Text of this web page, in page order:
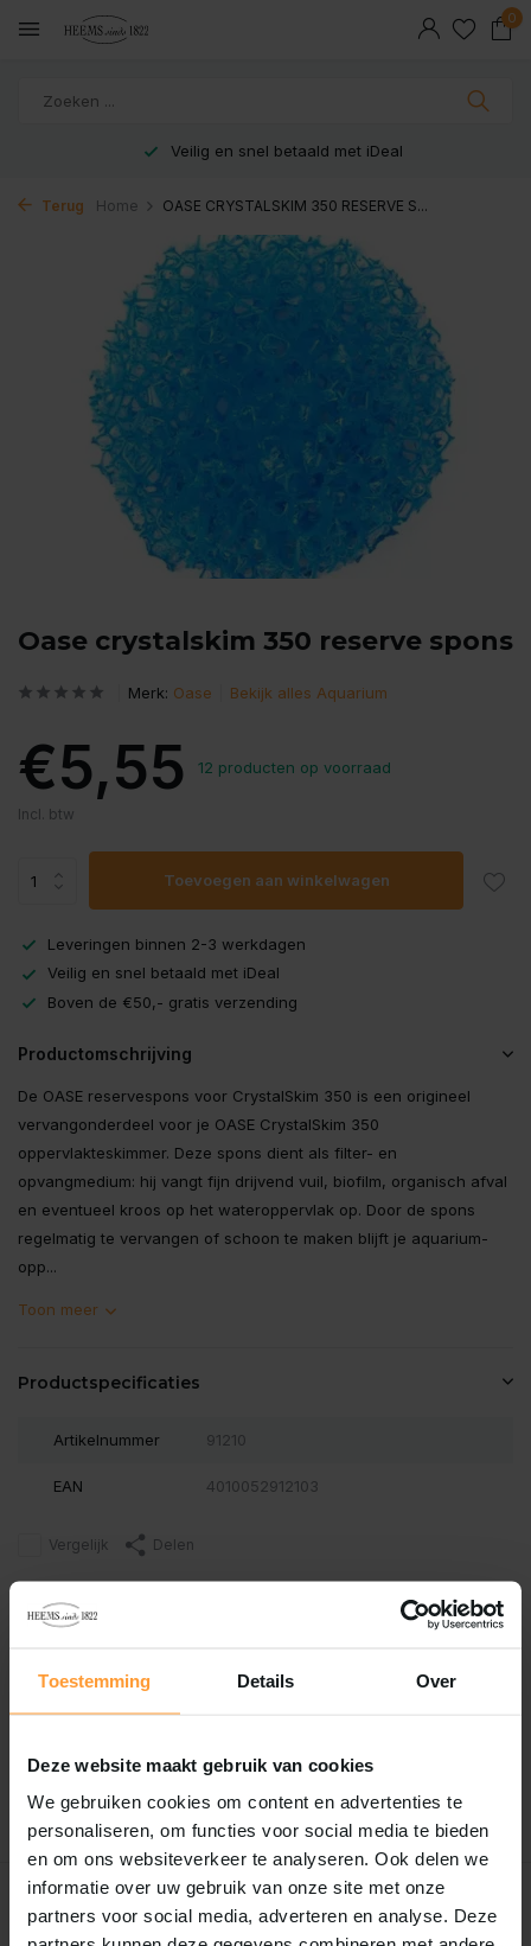
Toestemming Details Over
Deze website maakt gebruik van cookies
We gebruiken cookies om content en advertenties te
personaliseren, om functies voor social media te bieden
en om ons websiteverkeer te analyseren. Ook delen we
informatie over uw gebruik van onze site met onze
partners voor social media, adverteren en analyse. Deze
0
Veilig en snel betaald met iDeal
Terug Home OASE CRYSTALSKIM 350 RESERVE S...
Oase crystalskim 350 reserve spons
Merk: Oase Bekijk alles Aquarium
€5,55 12 producten op voorraad
Incl. btw
Toevoegen aan winkelwagen
Leveringen binnen 2-3 werkdagen
Veilig en snel betaald met iDeal
Boven de €50,- gratis verzending
Productomschrijving
De OASE reservespons voor CrystalSkim 350 is een origineel
vervangonderdeel voor je OASE CrystalSkim 350
oppervlakteskimmer. Deze spons dient als filter- en
opvangmedium: hij vangt fijn drijvend vuil, biofilm, organisch afval
en eventueel kroos op het wateroppervlak op. Door de spons
regelmatig te vervangen of schoon te maken blijft je aquarium-
opp...
Toon meer
Productspecificaties
Artikelnummer 91210
EAN 4010052912103
Vergelijk Delen
0/5 Based on 0 reviews
Schrijf je eigen review
Recent bekeken